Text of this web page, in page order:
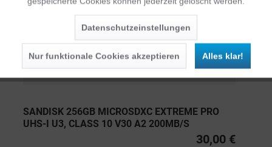
SANDISK 256GB MICROSDXC EXTREME PRO
UHS-I U3, CLASS 10 V30 A2 200MB/S
30,00 €
Service Inaktiv
Datenschutzeinstellungen
Nur funktionale Cookies akzeptieren Alles klar!